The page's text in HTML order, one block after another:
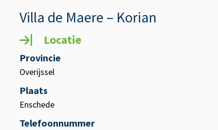
Villa de Maere – Korian
Locatie
Provincie
Overijssel
Plaats
Enschede
Telefoonnummer